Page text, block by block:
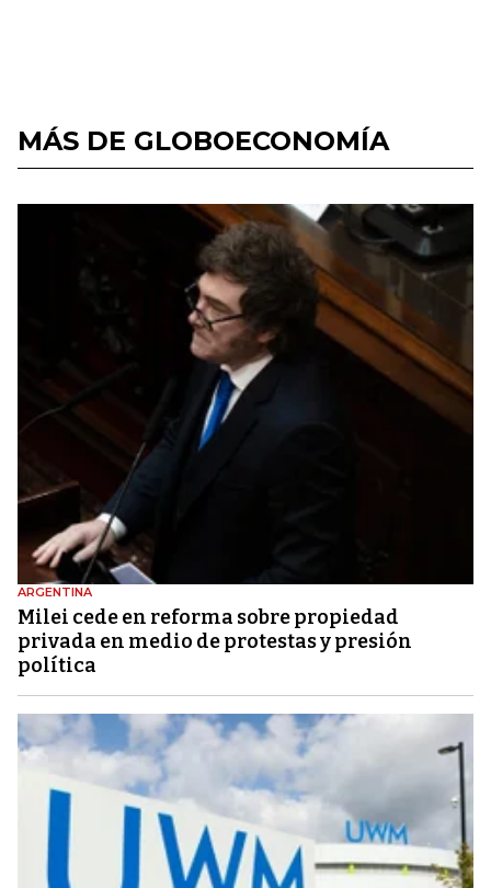
MÁS DE GLOBOECONOMÍA
ARGENTINA
Milei cede en reforma sobre propiedad
privada en medio de protestas y presión
política